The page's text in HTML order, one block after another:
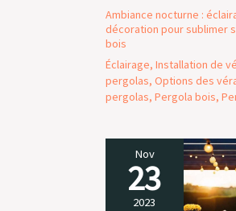
Ambiance nocturne :
décoration pour sublimer
bois
Éclairage, Installation de
pergolas, Options des
pergolas, Pergola bois,
Nov
23
2023